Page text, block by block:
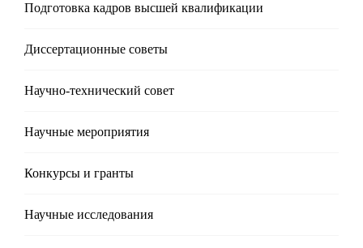
Подготовка кадров высшей квалификации
Диссертационные советы
Научно-технический совет
Научные мероприятия
Конкурсы и гранты
Научные исследования